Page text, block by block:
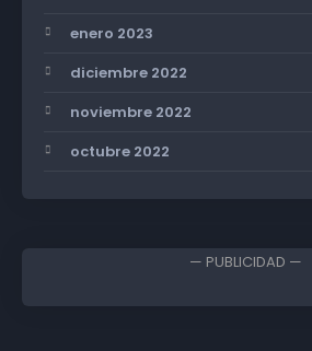
enero 2023
diciembre 2022
noviembre 2022
octubre 2022
— PUBLICIDAD —